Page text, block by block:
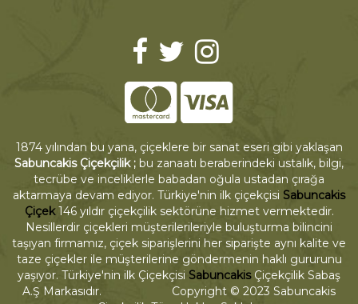
1874 yılından bu yana, çiçeklere bir sanat eseri gibi yaklaşan
Sabuncakis Çiçekçilik ; bu zanaatı beraberindeki ustalık, bilgi,
tecrübe ve inceliklerle babadan oğula ustadan çırağa
aktarmaya devam ediyor. Türkiye'nin ilk çiçekçisi Sabuncakis
Çiçek146 yıldır çiçekçilik sektörüne hizmet vermektedir.
Nesillerdir çiçekleri müşterilerileriyle buluşturma bilincini
taşıyan firmamız, çiçek siparişlerini her siparişte aynı kalite ve
taze çiçekler ile müşterilerine göndermenin haklı gururunu
yaşıyor. Türkiye'nin ilk Çiçekçisi SabuncakisÇiçekçilik Sabaş
A.Ş Markasıdır. Copyright © 2023 Sabuncakis